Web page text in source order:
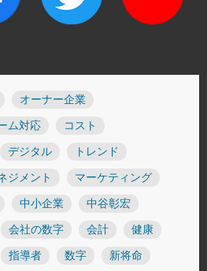
オーナー企業
ム対応 コスト
デジタル トレンド
ジメント マーケティング
中小企業 中谷彰宏
会社の数字 会計 健康
指導者 数字 新将命